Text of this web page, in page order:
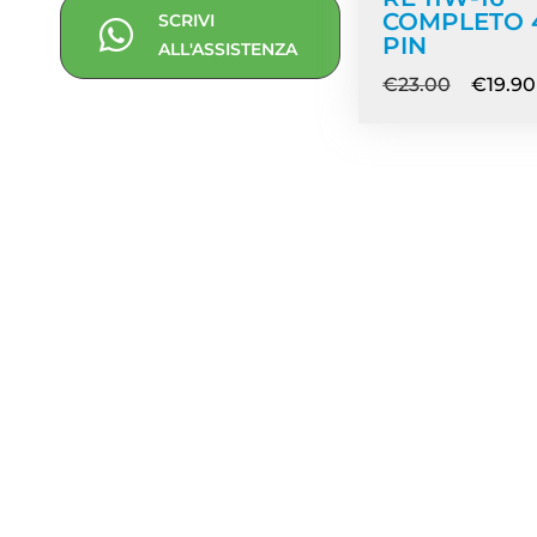
SCRIVI
ALL'ASSISTENZA
COMPLETO
PIN
€23.00 €19.90